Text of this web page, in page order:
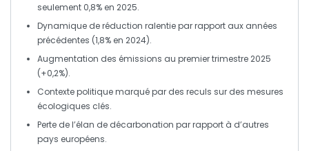
seulement 0,8% en 2025.
Dynamique de réduction ralentiepar rapport aux années
précédentes (1,8% en 2024).
Augmentation des émissions au premier trimestre 2025
(+0,2%).
Contexte politiquemarqué par des reculs sur des mesures
écologiques clés.
Perte de l’élan de décarbonation par rapport à d’autres
pays européens.